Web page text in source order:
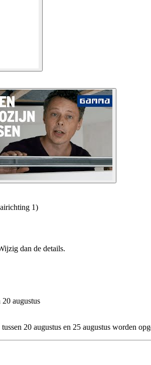
1)
dan de details.
augustus
20 augustus en 25 augustus worden